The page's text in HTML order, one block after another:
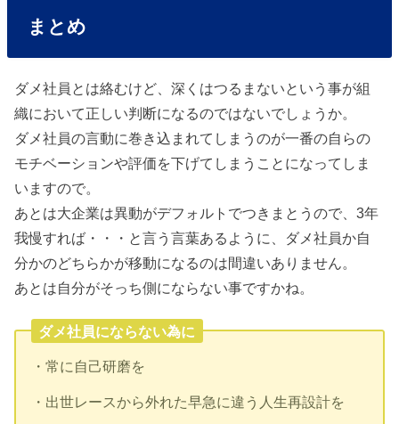
まとめ
ダメ社員とは絡むけど、深くはつるまないという事が組
織において正しい判断になるのではないでしょうか。
ダメ社員の言動に巻き込まれてしまうのが一番の自らの
モチベーションや評価を下げてしまうことになってしま
いますので。
あとは大企業は異動がデフォルトでつきまとうので、3年
我慢すれば・・・と言う言葉あるように、ダメ社員か自
分かのどちらかが移動になるのは間違いありません。
あとは自分がそっち側にならない事ですかね。
ダメ社員にならない為に
・常に自己研磨を
・出世レースから外れた早急に違う人生再設計を